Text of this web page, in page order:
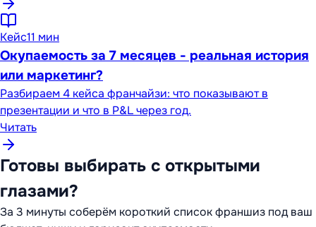
Кейс11 мин
Окупаемость за 7 месяцев - реальная история
или маркетинг?
Разбираем 4 кейса франчайзи: что показывают в
презентации и что в P&L через год.
Читать
Готовы выбирать с открытыми
глазами?
За 3 минуты соберём короткий список франшиз под ваш